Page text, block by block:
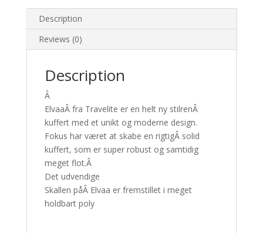
Description
Reviews (0)
Description
Â
ElvaaÂ fra Travelite er en helt ny stilrenÂ
kuffert med et unikt og moderne design.
Fokus har været at skabe en rigtigÂ solid
kuffert, som er super robust og samtidig
meget flot.Â
Det udvendige
Skallen påÂ Elvaa er fremstillet i meget
holdbart poly